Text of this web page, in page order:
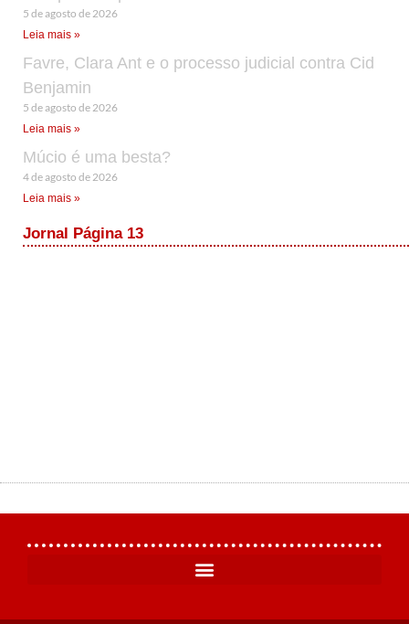
5 de agosto de 2026
Leia mais »
Favre, Clara Ant e o processo judicial contra Cid
Benjamin
5 de agosto de 2026
Leia mais »
Múcio é uma besta?
4 de agosto de 2026
Leia mais »
Jornal Página 13